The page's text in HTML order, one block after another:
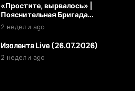
«Простите, вырвалось» |
Пояснительная Бригада
(26.07.2026)
2 недели ago
Изолента Live (26.07.2026)
2 недели ago